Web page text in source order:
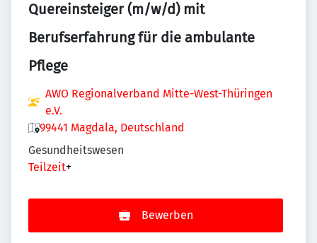
Quereinsteiger (m/w/d) mit
Berufserfahrung für die ambulante
Pflege
AWO Regionalverband Mitte-West-Thüringen
e.V.
99441 Magdala, Deutschland
Gesundheitswesen
Teilzeit+
Bewerben